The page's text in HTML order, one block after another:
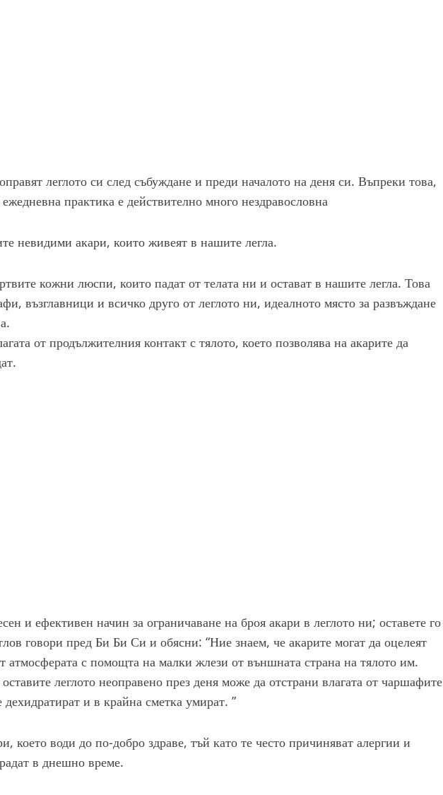
леглото си след събуждане и преди началото на деня си. Въпреки това,
практика е действително много нездравословна
невидими акари, които живеят в нашите легла.
кожни люспи, които падат от телата ни и остават в нашите легла. Това
възглавници и всичко друго от леглото ни, идеалното място за развъждане
от продължителния контакт с тялото, което позволява на акарите да
и ефективен начин за ограничаване на броя акари в леглото ни; оставете го
говори пред Би Би Си и обясни: “Ние знаем, че акарите могат да оцелеят
атмосферата с помощта на малки жлези от външната страна на тялото им.
леглото неоправено през деня може да отстрани влагата от чаршафите
и в крайна сметка умират. ”
което води до по-добро здраве, тъй като те често причиняват алергии и
в днешно време.